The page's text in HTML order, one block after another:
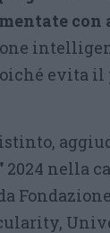
con
evita
2024 nella